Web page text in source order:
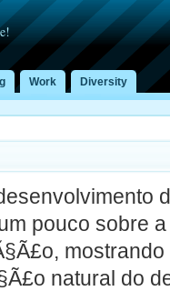
Work Diversity
pouco sobre
natural do